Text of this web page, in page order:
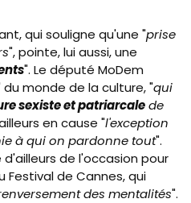
qui souligne qu'une "prise
", pointe, lui aussi, une
". Le député MoDem
du monde de la culture, "qui
sexiste et patriarcalede
en cause "l'exception
à qui on pardonne tout".
de l'occasion pour
Festival de Cannes, qui
des mentalités".